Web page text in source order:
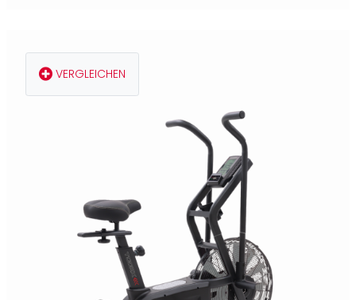
VERGLEICHEN